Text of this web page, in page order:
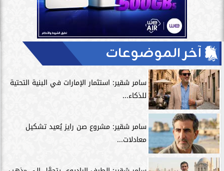
آخر الموضوعات
سامر شقير: استثمار الإمارات في البنية التحتية
للذكاء...
سامر شقير: مشروع صن رايز يُعيد تشكيل
معادلات...